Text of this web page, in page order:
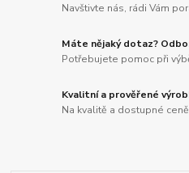
Navštivte nás, rádi Vám
Máte nějaký dotaz?
Potřebujete pomoc při
Kvalitní a prověřené
Na kvalitě a dostupné